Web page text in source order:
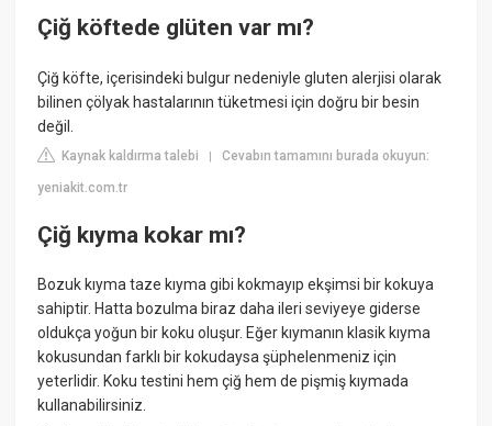
Çiğ köftede glüten var mı?
Çiğ köfte, içerisindeki bulgur nedeniyle gluten alerjisi olarak
bilinen çölyak hastalarının tüketmesi için doğru bir besin
değil.
Kaynak kaldırma talebi |Cevabın tamamını burada okuyun:
yeniakit.com.tr
Çiğ kıyma kokar mı?
Bozuk kıyma taze kıyma gibi kokmayıp ekşimsi bir kokuya
sahiptir. Hatta bozulma biraz daha ileri seviyeye giderse
oldukça yoğun bir koku oluşur. Eğer kıymanın klasik kıyma
kokusundan farklı bir kokudaysa şüphelenmeniz için
yeterlidir. Koku testini hem çiğ hem de pişmiş kıymada
kullanabilirsiniz.